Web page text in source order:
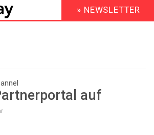
HEADER
MENU
» NEWSLETTER
auf